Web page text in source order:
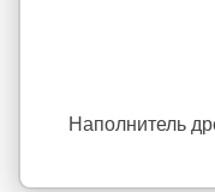
Наполнитель